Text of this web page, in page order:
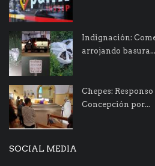
Indignación:
arrojando basura...
Chepes:
Concepción por...
SOCIAL MEDIA